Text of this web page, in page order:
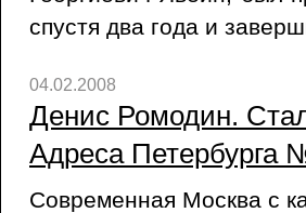
спустя два года и
04.02.2008
Денис Ромодин.
Адреса Петербурга
Современная Москва с